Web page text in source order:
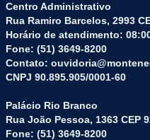
Centro Administrativo
Rua Ramiro Barcelos, 2993
Horário de atendimento:
Fone: (51) 3649-8200
Contato:
CNPJ 90.895.905/0001-60
Palácio Rio Branco
Rua João Pessoa, 1363 CEP
Fone: (51) 3649-8200